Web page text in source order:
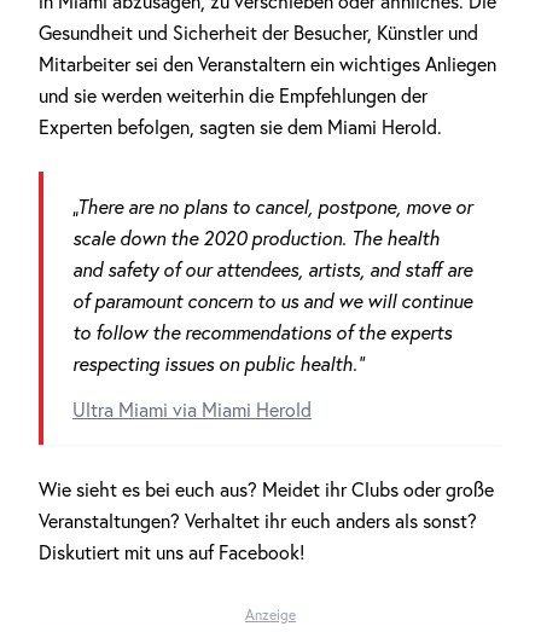
Gesundheit und Sicherheit der Besucher, Künstler und
Mitarbeiter sei den Veranstaltern ein wichtiges Anliegen
und sie werden weiterhin die Empfehlungen der
Experten befolgen, sagten sie dem Miami Herold.
„There are no plans to cancel, postpone, move or
scale down the 2020 production. The health
and safety of our attendees, artists, and staff are
of paramount concern to us and we will continue
to follow the recommendations of the experts
respecting issues on public health.“
Ultra Miami via Miami Herold
Wie sieht es bei euch aus? Meidet ihr Clubs oder große
Veranstaltungen? Verhaltet ihr euch anders als sonst?
Diskutiert mit uns auf Facebook!
Anzeige